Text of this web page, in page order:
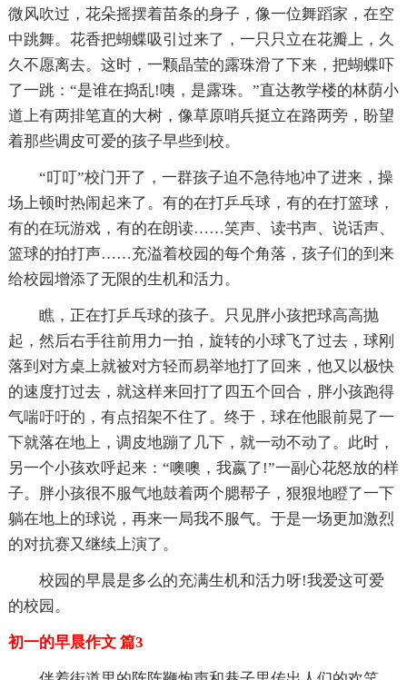
微风吹过，花朵摇摆着苗条的身子，像一位舞蹈家，在空
中跳舞。花香把蝴蝶吸引过来了，一只只立在花瓣上，久
久不愿离去。这时，一颗晶莹的露珠滑了下来，把蝴蝶吓
了一跳：“是谁在捣乱!咦，是露珠。”直达教学楼的林荫小
道上有两排笔直的大树，像草原哨兵挺立在路两旁，盼望
着那些调皮可爱的孩子早些到校。
“叮叮”校门开了，一群孩子迫不急待地冲了进来，操
场上顿时热闹起来了。有的在打乒乓球，有的在打篮球，
有的在玩游戏，有的在朗读……笑声、读书声、说话声、
篮球的拍打声……充溢着校园的每个角落，孩子们的到来
给校园增添了无限的生机和活力。
瞧，正在打乒乓球的孩子。只见胖小孩把球高高抛
起，然后右手往前用力一拍，旋转的小球飞了过去，球刚
落到对方桌上就被对方轻而易举地打了回来，他又以极快
的速度打过去，就这样来回打了四五个回合，胖小孩跑得
气喘吁吁的，有点招架不住了。终于，球在他眼前晃了一
下就落在地上，调皮地蹦了几下，就一动不动了。此时，
另一个小孩欢呼起来：“噢噢，我嬴了!”一副心花怒放的样
子。胖小孩很不服气地鼓着两个腮帮子，狠狠地瞪了一下
躺在地上的球说，再来一局我不服气。于是一场更加激烈
的对抗赛又继续上演了。
校园的早晨是多么的充满生机和活力呀!我爱这可爱
的校园。
初一的早晨作文 篇3